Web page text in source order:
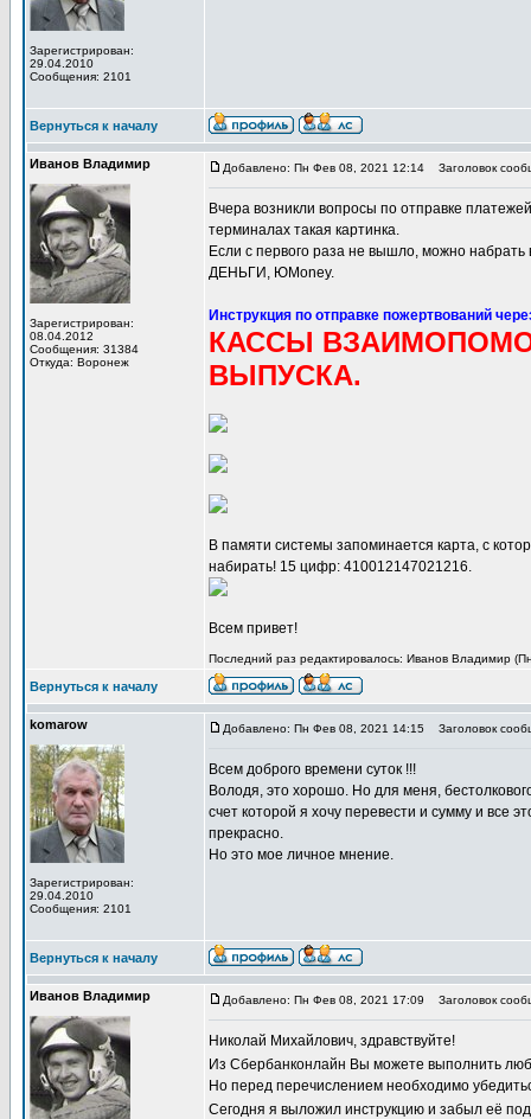
Зарегистрирован:
29.04.2010
Сообщения: 2101
Вернуться к началу
Иванов Владимир
Зарегистрирован:
08.04.2012
Сообщения: 31384
Откуда: Воронеж
Добавлено: Пн Фев 08, 2021 12:14 Заголовок
Вчера возникли вопросы по отправке
терминалах такая картинка.
Если с первого раза не вышло, можно
ДЕНЬГИ, ЮMoney.
Инструкция по отправке пожертвований
КАССЫ
ВЫПУСКА.
В памяти системы запоминается карта, с
набирать! 15 цифр: 410012147021216.
Всем привет!
Последний раз редактировалось: Иванов Владимир
Вернуться к началу
komarow
Зарегистрирован:
29.04.2010
Сообщения: 2101
Добавлено: Пн Фев 08, 2021 14:15 Заголовок
Всем доброго времени суток !!!
Володя, это хорошо. Но для меня,
счет которой я хочу перевести и сумму и все
прекрасно.
Но это мое личное мнение.
Вернуться к началу
Иванов Владимир Добавлено: Пн Фев 08, 2021 17:09 Заголовок
Николай Михайлович, здравствуйте!
Из Сбербанконлайн Вы можете выполнить
Но перед перечислением необходимо
Сегодня я выложил инструкцию и забыл её